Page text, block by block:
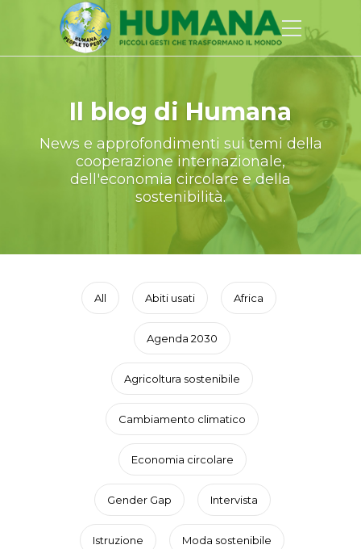
Il blog di Humana
News e approfondimenti sui temi della
cooperazione internazionale,
dell'economia circolare e della
sostenibilità.
All Abiti usati Africa
Agenda 2030
Agricoltura sostenibile
Cambiamento climatico
Economia circolare
Gender Gap Intervista
Istruzione Moda sostenibile